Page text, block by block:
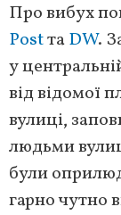
Про вибух
PostтаDW.
у
від відомої
вулиці,
людьми
були
гарно чутно